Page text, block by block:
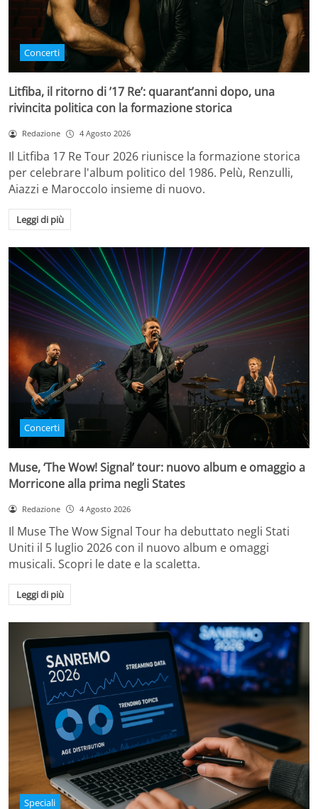
Concerti
Litfiba, il ritorno di ’17 Re’: quarant’anni dopo, una
rivincita politica con la formazione storica
Redazione 4 Agosto 2026
Il Litfiba 17 Re Tour 2026 riunisce la formazione storica
per celebrare l'album politico del 1986. Pelù, Renzulli,
Aiazzi e Maroccolo insieme di nuovo.
Leggi di più
Concerti
Muse, ‘The Wow! Signal’ tour: nuovo album e omaggio a
Morricone alla prima negli States
Redazione 4 Agosto 2026
Il Muse The Wow Signal Tour ha debuttato negli Stati
Uniti il 5 luglio 2026 con il nuovo album e omaggi
musicali. Scopri le date e la scaletta.
Leggi di più
Speciali